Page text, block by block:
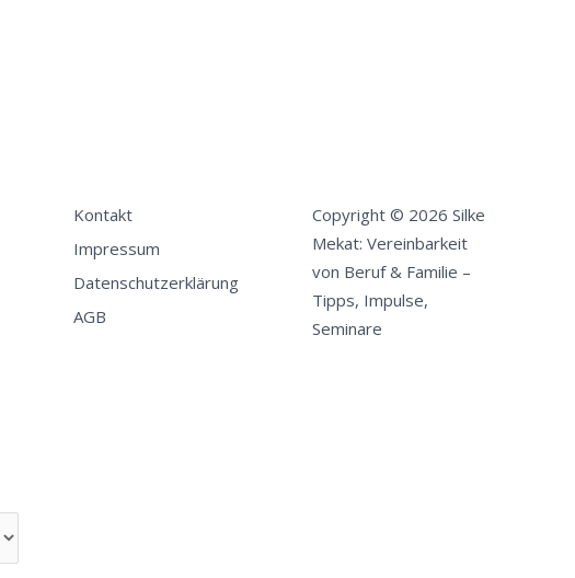
Kontakt
Impressum
Datenschutzerklärung
AGB
Copyright © 2026 Silke
Mekat: Vereinbarkeit
von Beruf & Familie –
Tipps, Impulse,
Seminare